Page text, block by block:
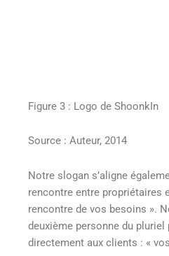
Figure 3 : Logo de ShoonkIn
Source : Auteur, 2014
Notre slogan s’aligne
rencontre entre propriétaires
rencontre de vos besoins ».
deuxième personne du pluriel
directement aux clients : «